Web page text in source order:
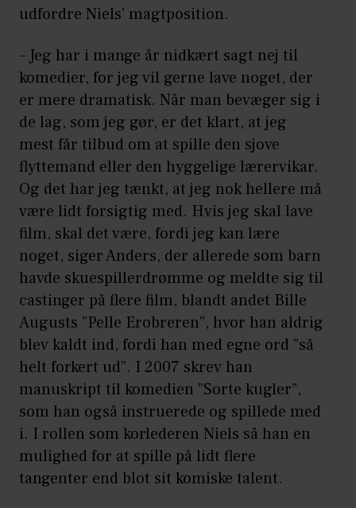
udfordre Niels’ magtposition.
– Jeg har i mange år nidkært sagt nej til
komedier, for jeg vil gerne lave noget, der
er mere dramatisk. Når man bevæger sig i
de lag, som jeg gør, er det klart, at jeg
mest får tilbud om at spille den sjove
flyttemand eller den hyggelige lærervikar.
Og det har jeg tænkt, at jeg nok hellere må
være lidt forsigtig med. Hvis jeg skal lave
film, skal det være, fordi jeg kan lære
noget, siger Anders, der allerede som barn
havde skuespillerdrømme og meldte sig til
castinger på flere film, blandt andet Bille
Augusts ”Pelle Erobreren”, hvor han aldrig
blev kaldt ind, fordi han med egne ord ”så
helt forkert ud”. I 2007 skrev han
manuskript til komedien ”Sorte kugler”,
som han også instruerede og spillede med
i. I rollen som korlederen Niels så han en
mulighed for at spille på lidt flere
tangenter end blot sit komiske talent.